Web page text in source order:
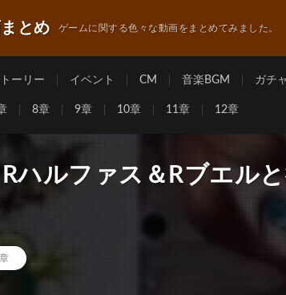
とめ ゲームに関する色々な動画をまとめてみました。
ーリー イベント CM 音楽BGM ガチャ
8章 9章 10章 11章 12章
ハルファス＆Rブエル